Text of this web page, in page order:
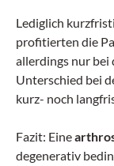
Lediglich
profitierten die
allerdings nur bei
Unterschied bei
kurz- noch
Fazit: Eine
degenerativ